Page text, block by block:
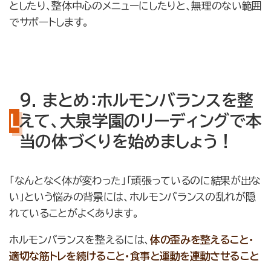
としたり、整体中心のメニューにしたりと、無理のない範囲
でサポートします。
9. まとめ：ホルモンバランスを整
えて、大泉学園のリーディングで本
当の体づくりを始めましょう！
「なんとなく体が変わった」「頑張っているのに結果が出な
い」という悩みの背景には、ホルモンバランスの乱れが隠
れていることがよくあります。
ホルモンバランスを整えるには、 体の歪みを整えること・
適切な筋トレを続けること・食事と運動を連動させること